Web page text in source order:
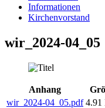
Informationen
Kirchenvorstand
wir_2024-04_05
Anhang
wir_2024-04_05.pdf 4.91